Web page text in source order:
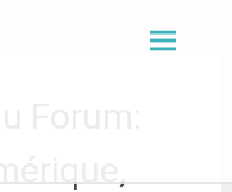
Forum: